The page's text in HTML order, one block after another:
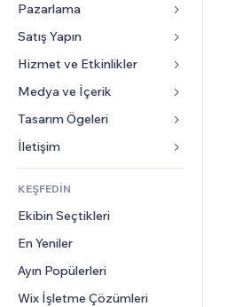
Pazarlama
Reklamlar
Mobil
Site Analizleri
Sosyal Ağ
Site Listeleri
E-posta
Satış Yapın
Mağazalar için uygulamalar
Gönderim ve Teslimat
Satış Düğmeleri
Muhasebe
Kuponlar ve Müşteri Sadakati
Depolama Çözümleri
Hizmet ve Etkinlikler
Oteller
Etkinlikler
Restoranlar
Emlak
Randevular
Medya ve İçerik
Galeri
Müzik
Podcast
Fotoğrafçılık
Video
PDF
Dosya Paylaşımı
Haberler
Tasarım Ögeleri
Haritalar ve Navigasyon
Gizlilik ve Güvenlik
Saat
Sayfa Şablonları
Görüntü Efektleri
Düğmeler ve Menüler
Afişler ve Rozetler
Formlar
Blog
Anketler
Sohbet
Yorumlar
Telefon
KEŞFEDİN
Ekibin Seçtikleri
En Yeniler
Ayın Popülerleri
Wix İşletme Çözümleri